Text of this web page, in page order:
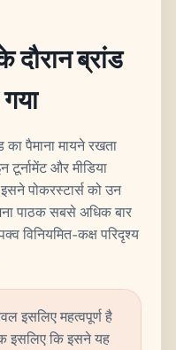
ब्रांड
पैमाना मायने रखता
और मीडिया
पोकरस्टार्स को उन
पाठक सबसे अधिक बार
विनियमित-कक्ष परिदृश्य
इसलिए महत्वपूर्ण है
इसलिए कि इसने यह